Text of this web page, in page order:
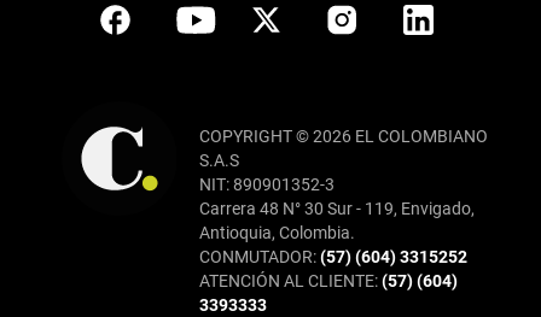
COPYRIGHT © 2026 EL COLOMBIANO
S.A.S
NIT: 890901352-3
Carrera 48 N° 30 Sur - 119, Envigado,
Antioquia, Colombia.
CONMUTADOR:(57) (604) 3315252
ATENCIÓN AL CLIENTE:(57) (604)
3393333